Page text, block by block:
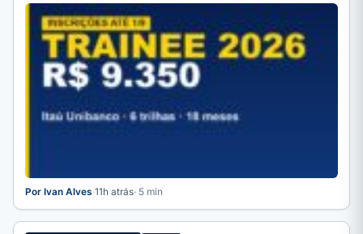
Por Ivan Alves·11h atrás· 5 min